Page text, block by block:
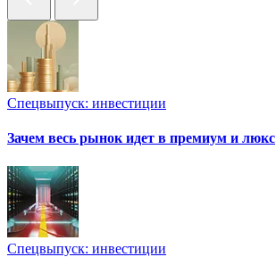
Спецвыпуск: инвестиции
Зачем весь рынок идет в премиум и люкс
Спецвыпуск: инвестиции